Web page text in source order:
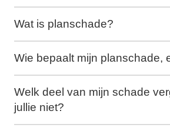
Wat is planschade?
Wie bepaalt mijn planschade,
Welk deel van mijn schade
jullie niet?